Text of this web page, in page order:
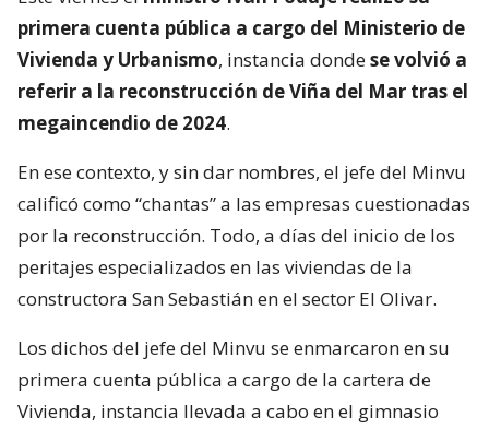
primera cuenta pública a cargo del Ministerio de
Vivienda y Urbanismo, instancia dondese volvió a
referir a la reconstrucción de Viña del Mar tras el
megaincendio de 2024.
En ese contexto, y sin dar nombres, el jefe del Minvu
calificó como “chantas” a las empresas cuestionadas
por la reconstrucción. Todo, a días del inicio de los
peritajes especializados en las viviendas de la
constructora San Sebastián en el sector El Olivar.
Los dichos del jefe del Minvu se enmarcaron en su
primera cuenta pública a cargo de la cartera de
Vivienda, instancia llevada a cabo en el gimnasio